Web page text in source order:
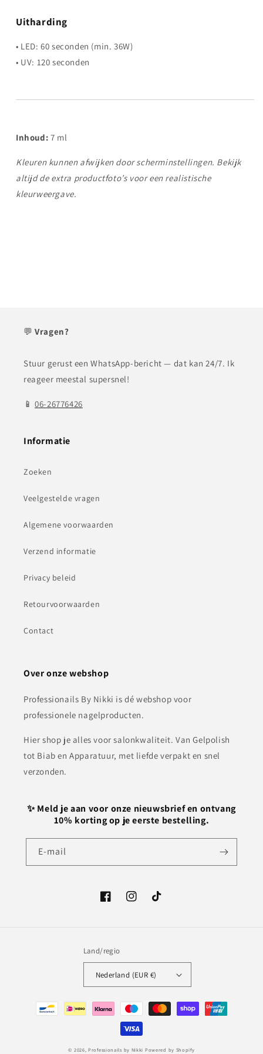
Uitharding
• LED: 60 seconden (min. 36W)
• UV: 120 seconden
Inhoud: 7 ml
Kleuren kunnen afwijken door scherminstellingen. Bekijk
altijd de extra productfoto’s voor een realistische
kleurweergave.
💬Vragen?
Stuur gerust een WhatsApp-bericht — dat kan 24/7. Ik
reageer meestal supersnel!
📱06-26776426
Informatie
Zoeken
Veelgestelde vragen
Algemene voorwaarden
Verzend informatie
Privacy beleid
Retourvoorwaarden
Contact
Over onze webshop
Professionails By Nikki is dé webshop voor
professionele nagelproducten.
Hier shop je alles voor salonkwaliteit. Van Gelpolish
tot Biab en Apparatuur, met liefde verpakt en snel
verzonden.
✨ Meld je aan voor onze nieuwsbrief en ontvang
10% korting op je eerste bestelling.
E‑mail
FacebookInstagramTikTok
Land/regio
Nederland (EUR €)
Betaalmethoden
© 2026,Professionails by Nikki Powered by Shopify